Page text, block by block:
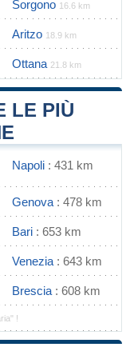
Sorgono 16.6 km
Aritzo 18.9 km
Ottana 21.8 km
LE PIÙ
Napoli : 431 km
Genova : 478 km
Bari : 653 km
Venezia : 643 km
Brescia : 608 km
!